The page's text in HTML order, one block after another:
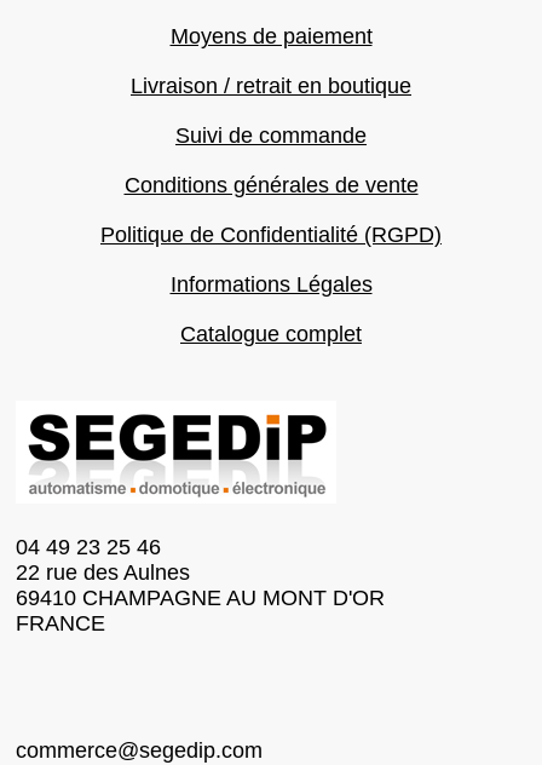
Moyens de paiement
Livraison / retrait en boutique
Suivi de commande
Conditions générales de vente
Politique de Confidentialité (RGPD)
Informations Légales
Catalogue complet
04 49 23 25 46
22 rue des Aulnes
69410 CHAMPAGNE AU MONT D'OR
FRANCE
commerce@segedip.com